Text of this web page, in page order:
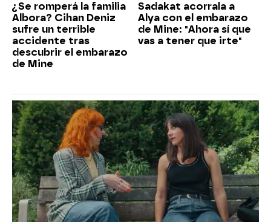
¿Se romperá la familia
Albora? Cihan Deniz
sufre un terrible
accidente tras
descubrir el embarazo
de Mine
Sadakat acorrala a
Alya con el embarazo
de Mine: "Ahora sí que
vas a tener que irte"